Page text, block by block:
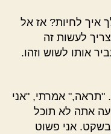
איך לחיות? אז אל
לעשות זה
אותו לשוש וזהו.
"תראה," אמרתי, "אני
אתה לא תוכל
אני פשוט